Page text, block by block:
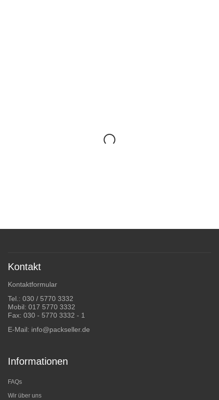
Kontakt
Kontaktformular
Tel.: 030 / 5770 3332
Mobil: 017 5770 3332
Fax: 030 - 5770 3332 - 1
E-Mail: info@packseller.de
Informationen
FAQs
Wir über uns